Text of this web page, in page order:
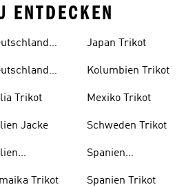
ENTDECKEN
Trikot
Jacke
Trikot
Japan Trikot
Kolumbien Trikot
Mexiko Trikot
Schweden Trikot
Spanien
Spanien Trikot